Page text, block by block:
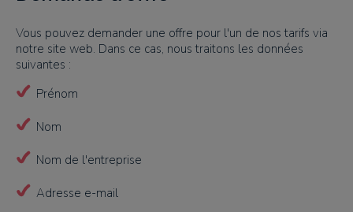
Vous pouvez demander une offre pour l'un de nos tarifs via
notre site web. Dans ce cas, nous traitons les données
suivantes :
Prénom
Nom
Nom de l'entreprise
Adresse e-mail